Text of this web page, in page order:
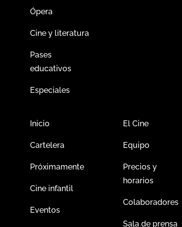
Ópera
Cine y literatura
Pases
educativos
Especiales
Inicio
Cartelera
Próximamente
Cine infantil
Eventos
El Cine
Equipo
Precios y
horarios
Colaboradores
Sala de prensa